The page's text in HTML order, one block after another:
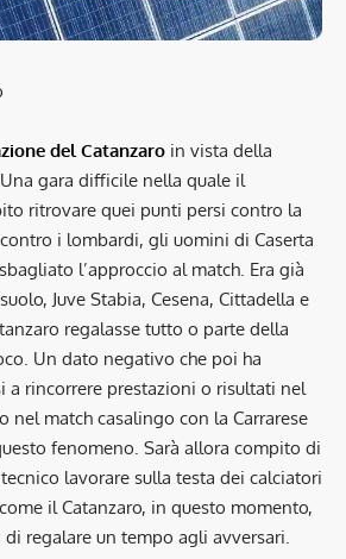
del Catanzaro in vista della
gara difficile nella quale il
ritrovare quei punti persi contro la
i lombardi, gli uomini di Caserta
l’approccio al match. Era già
Juve Stabia, Cesena, Cittadella e
regalasse tutto o parte della
Un dato negativo che poi ha
a rincorrere prestazioni o risultati nel
nel match casalingo con la Carrarese
fenomeno. Sarà allora compito di
lavorare sulla testa dei calciatori
il Catanzaro, in questo momento,
regalare un tempo agli avversari.